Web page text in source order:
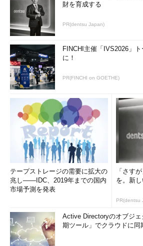
財を育成する
PR(dentsu Japan)
FINCHI主催「IVS2026」
に！
PR(FINCHI on GOETHE)
テープストレージの需要に拡大の
兆し――IDC、2019年までの国内
市場予測を発表
「さす
を。新
PR(dentsu
Active Directoryのオブジ
期ツール」でクラウドに同